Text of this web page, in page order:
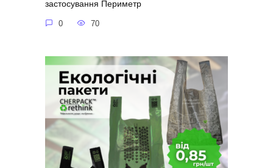
застосування Периметр
0 70